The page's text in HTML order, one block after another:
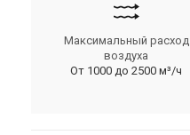
Максимальный расход
воздуха
От 1000 до 2500 м³/ч